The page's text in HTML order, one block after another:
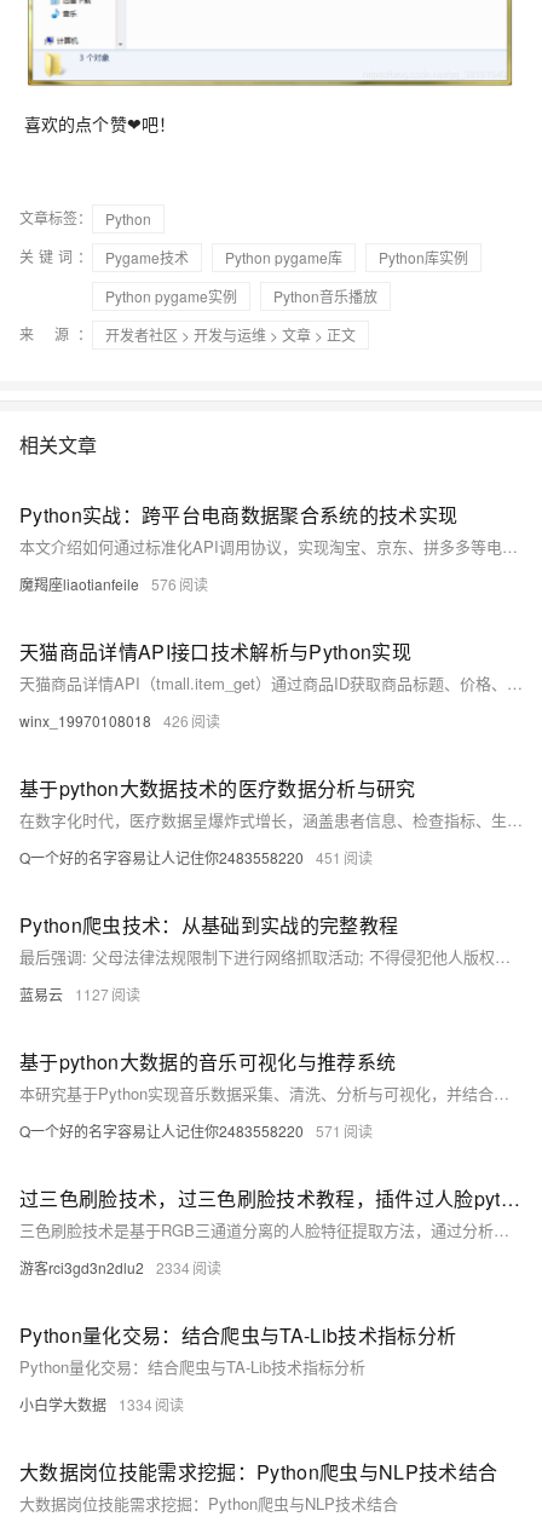
喜欢的点个赞❤吧！
文章标签：
Python
关键词：
Pygame技术 Python pygame库
Python库实例
Python pygame实例
Python音乐播放
来 源：
开发者社区 > 开发与运维 > 文章 > 正文
相关文章
Python实战：跨平台电商数据聚合系统的技术实现
本文介绍如何通过标准化API调用协议，实现淘宝、京东、拼多多等电商平台的商品数据自动化采集、清洗与存储。内容涵盖技术架构设计、Python代码示例及高阶应用（如价格监控系统），提供可直接落地的技术方案，帮助开发者解决多平台数据同步难题。
魔羯座liaotianfeile 576
天猫商品详情API接口技术解析与Python实现
天猫商品详情API（tmall.item_get）通过商品ID获取商品标题、价格、库存、图片、SKU及评价等详细信息，支持HTTP请求与JSON格式返回，适用于电商数据分析与运营。本文提供Python调用示例，实现快速接入与数据解析。
winx_19970108018 426
基于python大数据技术的医疗数据分析与研究
在数字化时代，医疗数据呈爆炸式增长，涵盖患者信息、检查指标、生活方式等。大数据技术助力疾病预测、资源优化与智慧医疗发展，结合Python、MySQL与B/S架构，推动医疗系统高效实现。
Q一个好的名字容易让人记住你2483558220 451
Python爬虫技术：从基础到实战的完整教程
最后强调: 父母法律法规限制下进行网络抓取活动; 不得侵犯他人版权隐私利益; 同时也要注意个人安全防止泄露敏感信息.
蓝易云 1127
基于python大数据的音乐可视化与推荐系统
本研究基于Python实现音乐数据采集、清洗、分析与可视化，并结合协同过滤算法构建个性化推荐系统。通过Echarts展示音乐热度及用户偏好，提升用户体验，助力音乐产业智能化发展。
Q一个好的名字容易让人记住你2483558220 571
过三色刷脸技术，过三色刷脸技术教程，插件过人脸python分享学习
三色刷脸技术是基于RGB三通道分离的人脸特征提取方法，通过分析人脸在不同颜色通道的特征差异
游客rci3gd3n2dlu2 2334
Python量化交易：结合爬虫与TA-Lib技术指标分析
Python量化交易：结合爬虫与TA-Lib技术指标分析
小白学大数据 1334
大数据岗位技能需求挖掘：Python爬虫与NLP技术结合
大数据岗位技能需求挖掘：Python爬虫与NLP技术结合